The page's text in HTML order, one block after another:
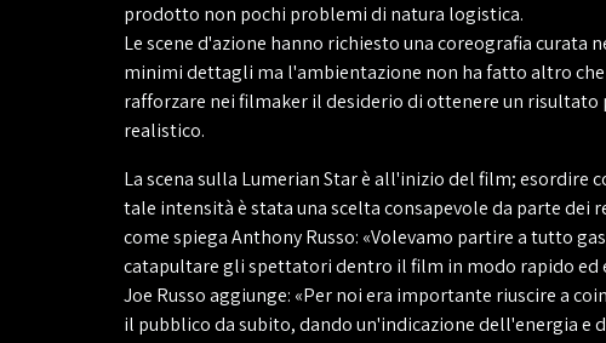
prodotto non pochi problemi di natura logistica.
Le scene d'azione hanno richiesto una coreografia curata
minimi dettagli ma l'ambientazione non ha fatto altro che
rafforzare nei filmaker il desiderio di ottenere un risultato
realistico.
La scena sulla Lumerian Star è all'inizio del film; esordire
tale intensità è stata una scelta consapevole da parte dei
come spiega Anthony Russo: «Volevamo partire a tutto
catapultare gli spettatori dentro il film in modo rapido ed
Joe Russo aggiunge: «Per noi era importante riuscire a
il pubblico da subito, dando un'indicazione dell'energia e